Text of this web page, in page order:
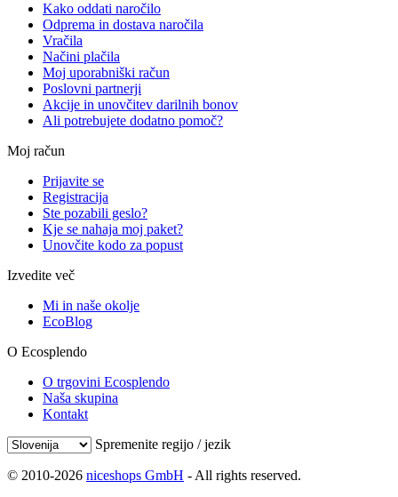
Kako oddati naročilo
Odprema in dostava naročila
Vračila
Načini plačila
Moj uporabniški račun
Poslovni partnerji
Akcije in unovčitev darilnih bonov
Ali potrebujete dodatno pomoč?
Moj račun
Prijavite se
Registracija
Ste pozabili geslo?
Kje se nahaja moj paket?
Unovčite kodo za popust
Izvedite več
Mi in naše okolje
EcoBlog
O Ecosplendo
O trgovini Ecosplendo
Naša skupina
Kontakt
Spremenite regijo / jezik
© 2010-2026 niceshops GmbH - All rights reserved.